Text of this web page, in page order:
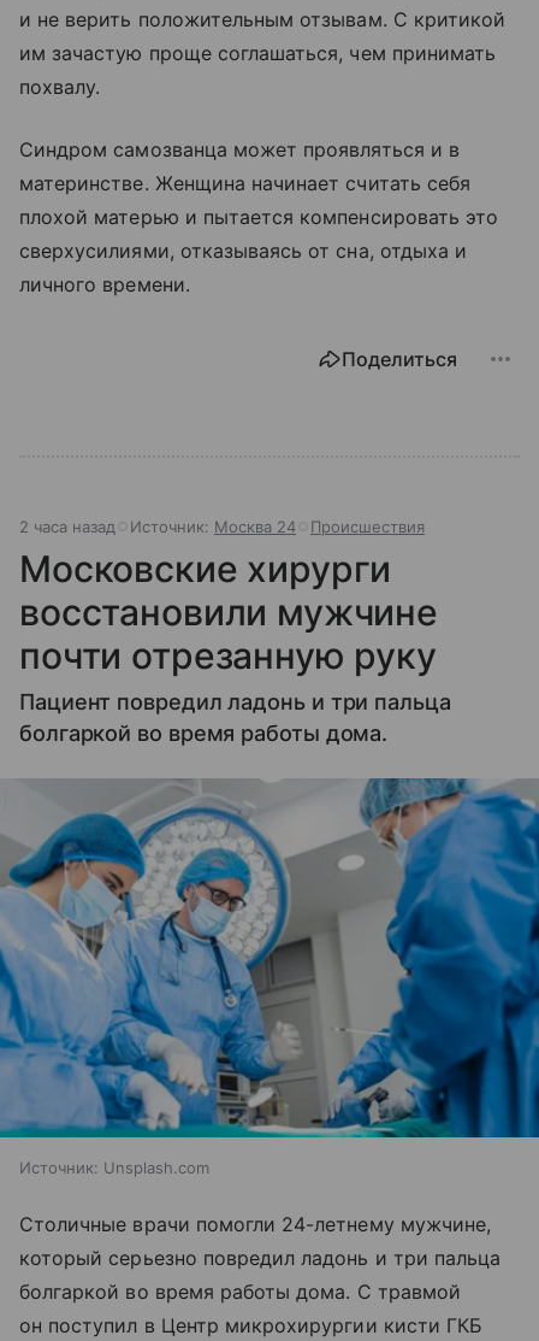
и не верить положительным отзывам. С критикой
им зачастую проще соглашаться, чем принимать
похвалу.
Синдром самозванца может проявляться и в
материнстве. Женщина начинает считать себя
плохой матерью и пытается компенсировать это
сверхусилиями, отказываясь от сна, отдыха и
личного времени.
Поделиться
2 часа назад Источник: Москва 24 Происшествия
Московские хирурги
восстановили мужчине
почти отрезанную руку
Пациент повредил ладонь и три пальца
болгаркой во время работы дома.
Источник: Unsplash.com
Столичные врачи помогли 24-летнему мужчине,
который серьезно повредил ладонь и три пальца
болгаркой во время работы дома. С травмой
он поступил в Центр микрохирургии кисти ГКБ